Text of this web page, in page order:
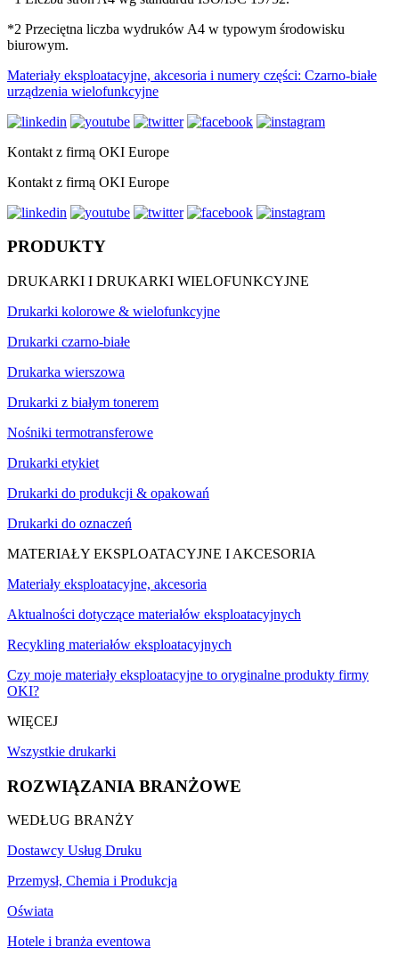
*2 Przeciętna liczba wydruków A4 w typowym środowisku
biurowym.
Materiały eksploatacyjne, akcesoria i numery części: Czarno-białe
urządzenia wielofunkcyjne
Kontakt z firmą OKI Europe
Kontakt z firmą OKI Europe
PRODUKTY
DRUKARKI I DRUKARKI WIELOFUNKCYJNE
Drukarki kolorowe & wielofunkcyjne
Drukarki czarno-białe
Drukarka wierszowa
Drukarki z białym tonerem
Nośniki termotransferowe
Drukarki etykiet
Drukarki do produkcji & opakowań
Drukarki do oznaczeń
MATERIAŁY EKSPLOATACYJNE I AKCESORIA
Materiały eksploatacyjne, akcesoria
Aktualności dotyczące materiałów eksploatacyjnych
Recykling materiałów eksploatacyjnych
Czy moje materiały eksploatacyjne to oryginalne produkty firmy
OKI?
WIĘCEJ
Wszystkie drukarki
ROZWIĄZANIA BRANŻOWE
WEDŁUG BRANŻY
Dostawcy Usług Druku
Przemysł, Chemia i Produkcja
Oświata
Hotele i branża eventowa